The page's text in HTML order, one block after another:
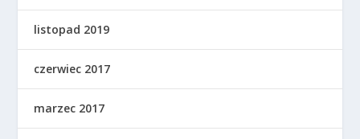
listopad 2019
czerwiec 2017
marzec 2017